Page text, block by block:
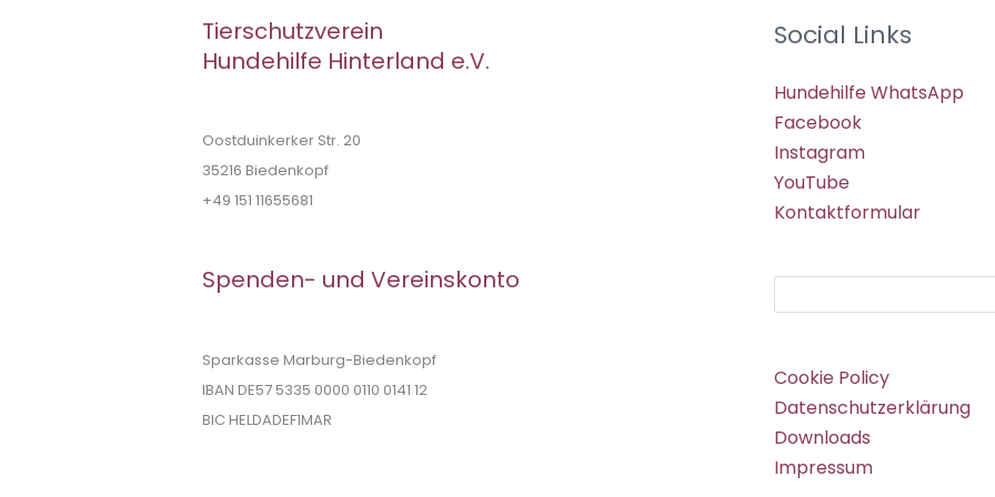
Tierschutzverein
Hundehilfe Hinterland e.V.
Oostduinkerker Str. 20
35216 Biedenkopf
+49 151 11655681
Spenden- und Vereinskonto
Sparkasse Marburg-Biedenkopf
IBAN DE57 5335 0000 0110 0141 12
BIC HELDADEF1MAR
Social Links
Hundehilfe WhatsApp
Facebook
Instagram
YouTube
Kontaktformular
Cookie Policy
Datenschutzerklärung
Downloads
Impressum